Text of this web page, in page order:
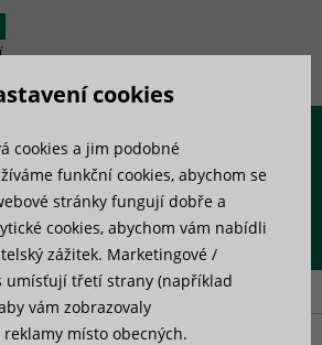
na střechy»Střešní patky
Yeti® 480
cookies
cookies a jim podobné
funkční cookies, abychom se
stránky fungují dobře a
cookies, abychom vám nabídli
zážitek. Marketingové /
umísťují třetí strany (například
vám zobrazovaly
místo obecných.